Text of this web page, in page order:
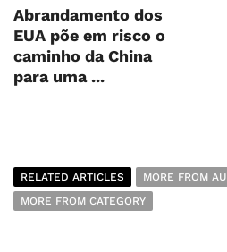
Abrandamento dos
EUA põe em risco o
caminho da China
para uma ...
RELATED ARTICLES
MORE FROM
MORE FROM CATEGORY